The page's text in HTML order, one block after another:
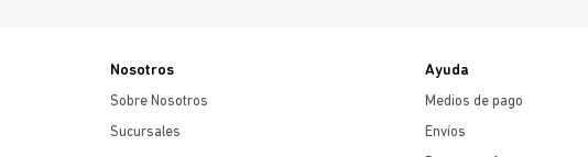
Nosotros
Sobre Nosotros
Sucursales
Ayuda
Medios de pago
Envíos